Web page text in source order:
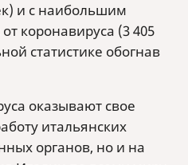
и с наибольшим
коронавируса (3 405
статистике обогнав
оказывают свое
итальянских
органов, но и на